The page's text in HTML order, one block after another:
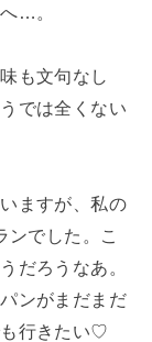
…。
も文句なし
では全くない
ますが、私の
ンでした。こ
だろうなあ。
ンがまだまだ
行きたい♡